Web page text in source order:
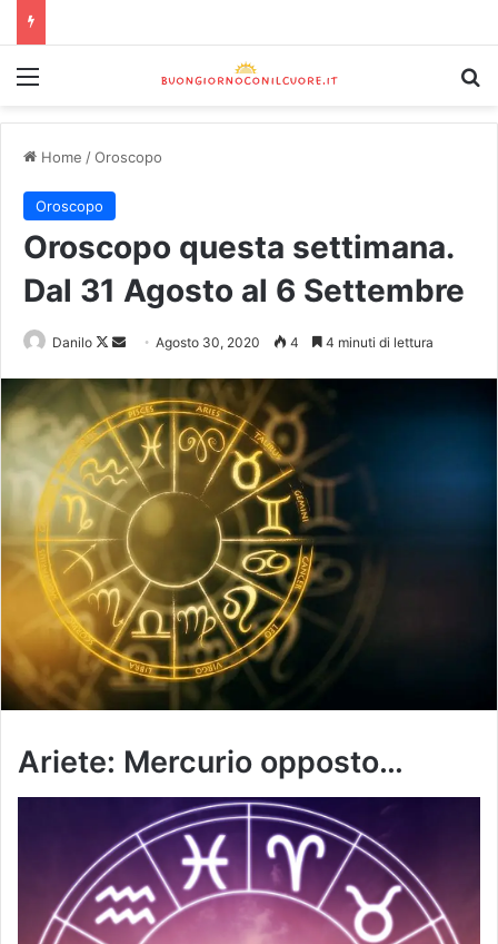
Home /Oroscopo
Oroscopo
Oroscopo questa settimana.
Dal 31 Agosto al 6 Settembre
Danilo Agosto 30, 2020 4 4 minuti di lettura
Ariete: Mercurio opposto…